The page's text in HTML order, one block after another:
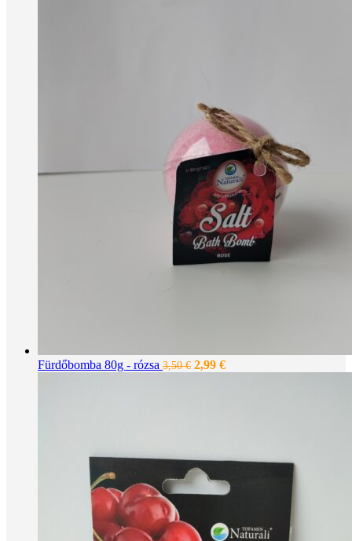
Fürdőbomba 80g - rózsa 3,50€ Original
2,99 €Current